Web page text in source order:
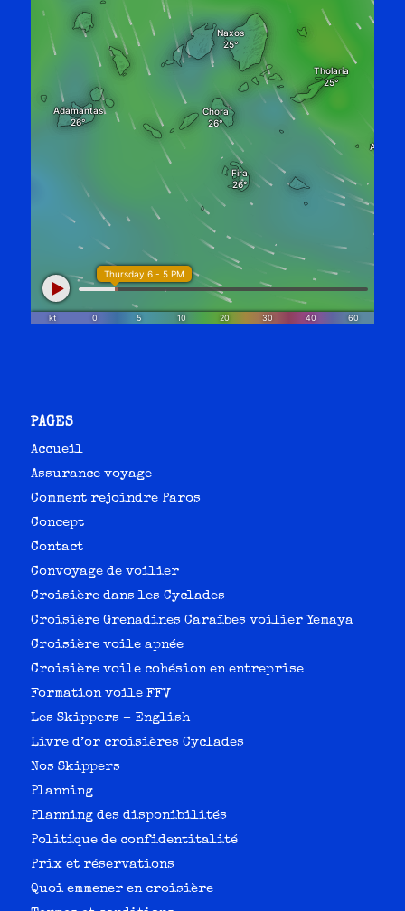
PAGES
Accueil
Assurance voyage
Comment rejoindre Paros
Concept
Contact
Convoyage de voilier
Croisière dans les Cyclades
Croisière Grenadines Caraïbes voilier Yemaya
Croisière voile apnée
Croisière voile cohésion en entreprise
Formation voile FFV
Les Skippers – English
Livre d’or croisières Cyclades
Nos Skippers
Planning
Planning des disponibilités
Politique de confidentitalité
Prix et réservations
Quoi emmener en croisière